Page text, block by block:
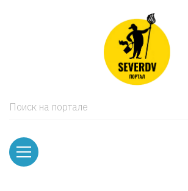
Поиск на портале
и тумбы